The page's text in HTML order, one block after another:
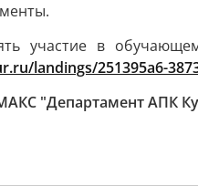
участие в
landings/251395a6-
"Департамент АПК